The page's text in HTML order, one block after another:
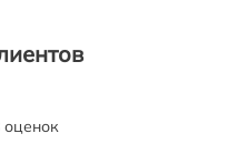
оценок